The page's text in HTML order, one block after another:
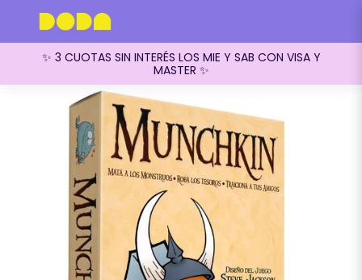
✨ 3 CUOTAS SIN INTERÉS LOS MIE Y SAB CON VISA Y
MASTER ✨